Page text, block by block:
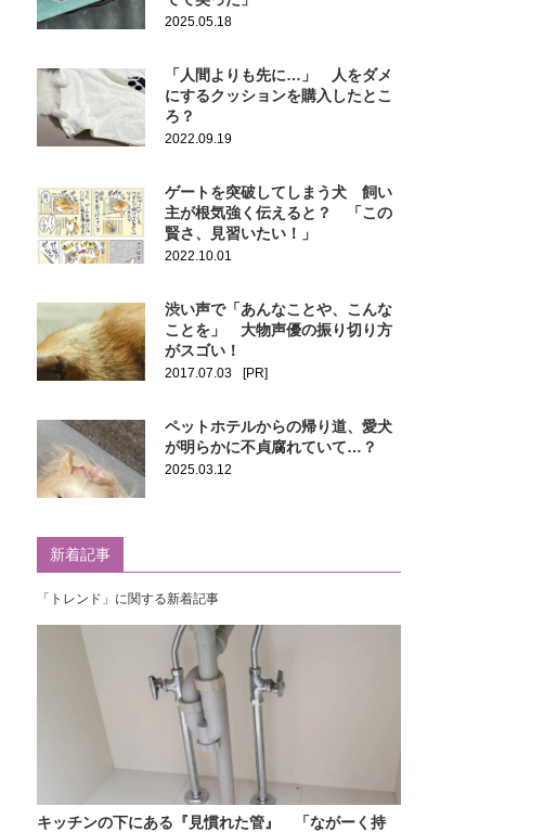
2025.05.18
「人間よりも先に…」 人をダメ
にするクッションを購入したとこ
ろ？
2022.09.19
ゲートを突破してしまう犬 飼い
主が根気強く伝えると？ 「この
賢さ、見習いたい！」
2022.10.01
渋い声で「あんなことや、こんな
ことを」 大物声優の振り切り方
がスゴい！
2017.07.03 [PR]
ペットホテルからの帰り道、愛犬
が明らかに不貞腐れていて…？
2025.03.12
新着記事
「トレンド」に関する新着記事
キッチンの下にある『見慣れた管』 「ながーく持